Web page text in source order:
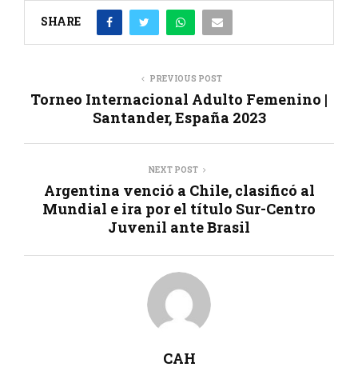
SHARE
PREVIOUS POST
Torneo Internacional Adulto Femenino |
Santander, España 2023
NEXT POST
Argentina venció a Chile, clasificó al
Mundial e ira por el título Sur-Centro
Juvenil ante Brasil
CAH